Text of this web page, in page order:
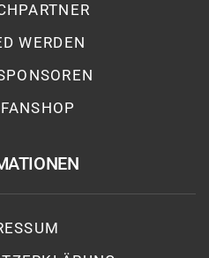
WERDEN